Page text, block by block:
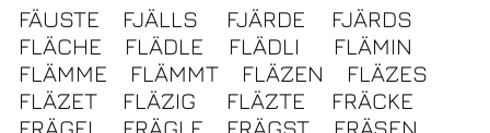
FÄUSTE
FJÄLLS FJÄRDE
FJÄRDS
FLÄCHE
FLÄDLE FLÄDLI
FLÄMIN
FLÄMME
FLÄMMT FLÄZEN
FLÄZES
FLÄZET
FLÄZIG FLÄZTE
FRÄCKE